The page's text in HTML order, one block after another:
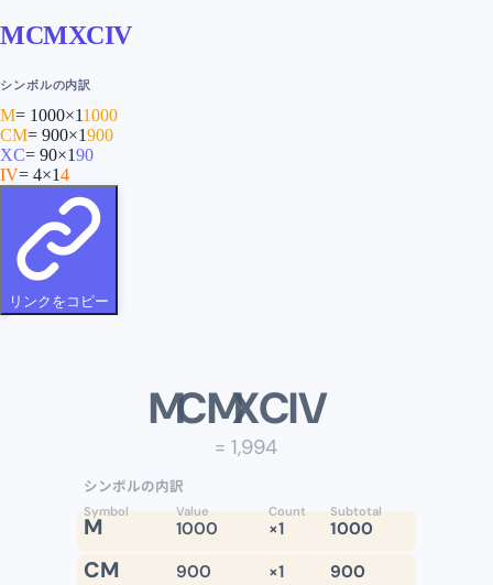
MCMXCIV
シンボルの内訳
M= 1000×11000
CM= 900×1900
XC= 90×190
IV= 4×14
リンクをコピー
MCMXCIV
=1,994
シンボルの内訳
Symbol Value Count Subtotal
M 1000 ×1 1000
CM 900 ×1 900